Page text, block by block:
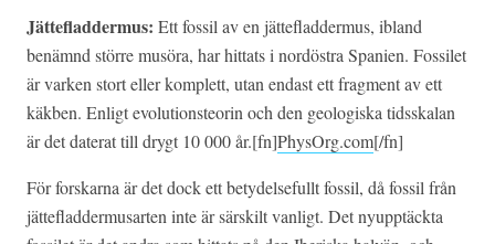
Jättefladdermus: Ett fossil av en jättefladdermus, ibland
benämnd större musöra, har hittats i nordöstra Spanien. Fossilet
är varken stort eller komplett, utan endast ett fragment av ett
käkben. Enligt evolutionsteorin och den geologiska tidsskalan
är det daterat till drygt 10 000 år.[fn]PhysOrg.com[/fn]
För forskarna är det dock ett betydelsefullt fossil, då fossil från
jättefladdermusarten inte är särskilt vanligt. Det nyupptäckta